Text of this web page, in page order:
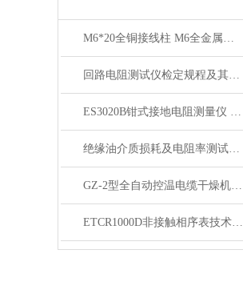
M6*20全铜接线柱 M6全金属接地柱 6MM电力测试柱 金属测试插座
回路电阻测试仪检定规程及其重要性探析
ES3020B钳式接地电阻测量仪 多功能型）详细内容
绝缘油介质损耗及电阻率测试仪主要性能及特点
GZ-2型全自动控温电缆干燥机性能用途
ETCR1000D非接触相序表技术参数